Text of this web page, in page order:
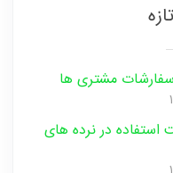
مشتری ها
در نرده های